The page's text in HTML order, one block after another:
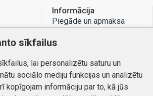
Informācija
Piegāde un apmaksa
Atteikuma tiesības
Kontakti
sīkfailus
lai personalizētu saturu un
sociālo mediju funkcijas un analizētu
kopīgojam informāciju par to, kā jūs